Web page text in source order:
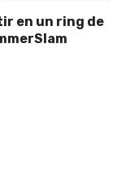
en un ring de